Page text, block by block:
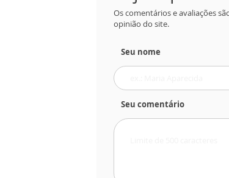
Os comentários e avaliações
opinião do site.
Seu nome
Seu comentário